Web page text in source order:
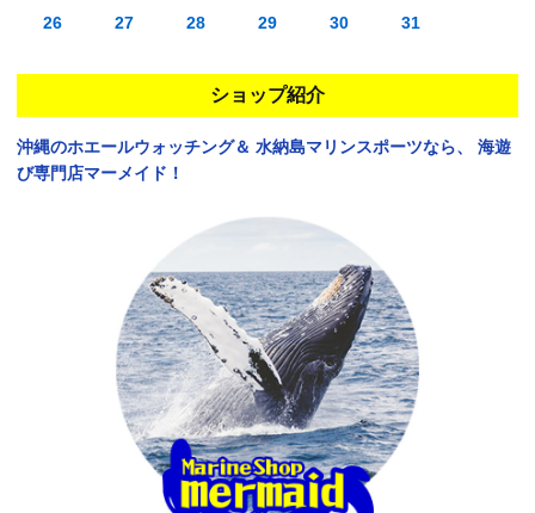
26 27 28 29 30 31
ショップ紹介
沖縄のホエールウォッチング＆ 水納島マリンスポーツなら、
海遊
び専門店マーメイド！